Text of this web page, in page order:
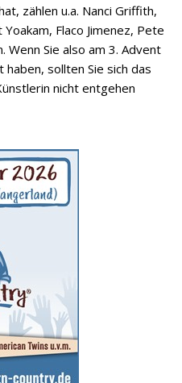
zählen u.a. Nanci Griffith,
Flaco Jimenez, Pete
Sie also am 3. Advent
sollten Sie sich das
nicht entgehen